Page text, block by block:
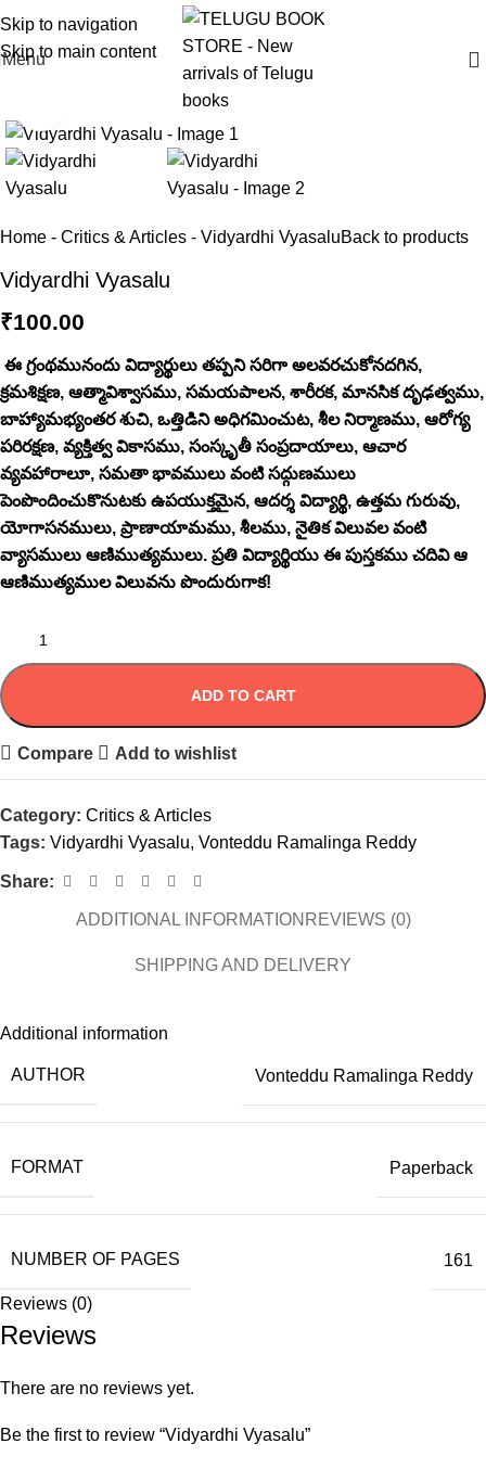
Skip to navigation
Skip to main content
Menu
Home - Critics & Articles - Vidyardhi VyasaluBack to products
Vidyardhi Vyasalu
₹100.00
ఈ గ్రంథమునందు విద్యార్థులు తప్పని సరిగా అలవరచుకోనదగిన,
క్రమశిక్షణ, ఆత్మావిశ్వాసము, సమయపాలన, శారీరక, మానసిక దృఢత్వము,
బాహ్యామభ్యంతర శుచి, ఒత్తిడిని అధిగమించుట, శీల నిర్మాణము, ఆరోగ్య
పరిరక్షణ, వ్యక్తిత్వ వికాసము, సంస్కృతీ సంప్రదాయాలు, ఆచార
వ్యవహారాలూ, సమతా భావములు వంటి సద్గుణములు
పెంపొందించుకొనుటకు ఉపయుక్తమైన, ఆదర్శ విద్యార్థి, ఉత్తమ గురువు,
యోగాసనములు, ప్రాణాయామము, శీలము, నైతిక విలువల వంటి
వ్యాసములు ఆణిముత్యములు. ప్రతి విద్యార్థియు ఈ పుస్తకము చదివి ఆ
ఆణిముత్యముల విలువను పొందురుగాక!
ADD TO CART
Compare Add to wishlist
Category: Critics & Articles
Tags: Vidyardhi Vyasalu, Vonteddu Ramalinga Reddy
Share:
ADDITIONAL INFORMATION REVIEWS (0)
SHIPPING AND DELIVERY
Additional information
AUTHOR Vonteddu Ramalinga Reddy
FORMAT Paperback
NUMBER OF PAGES 161
Reviews (0)
Reviews
There are no reviews yet.
Be the first to review “Vidyardhi Vyasalu”